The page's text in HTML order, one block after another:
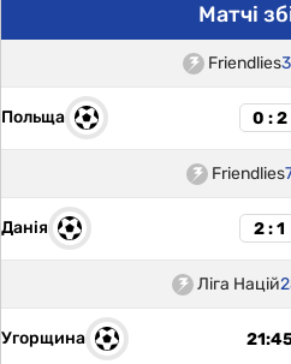
Матчі
Friendlies
Польща 0 : 2
Friendlies
Данія 2 : 1
Ліга Націй
Угорщина